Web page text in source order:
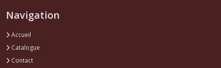
Navigation
Accueil
Catalogue
Contact